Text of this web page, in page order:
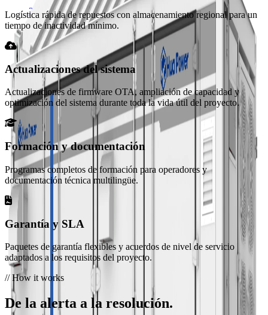
2 MWh · Refrigeración Líquida
HC-UPSB4180L
4.18 MWh · Refrigeración Líquida
HC-UPSB5010L
5.01 MWh · Refrigeración Líquida
Ver todas las líneas de productos
Servicios
Soporte técnico
Asistencia experta para la instalación, puesta en marcha y
mantenimiento.
Respuestas a preguntas comunes sobre nuestros productos y
servicios.
Política de privacidad
Cómo recopilamos, usamos y protegemos su información.
Logística rápida de repuestos con almacenamiento regional para un
tiempo de inactividad mínimo.
Actualizaciones del sistema
Actualizaciones de firmware OTA, ampliación de capacidad y
optimización del sistema durante toda la vida útil del proyecto.
Formación y documentación
Programas completos de formación para operadores y
documentación técnica multilingüe.
Garantía y SLA
Paquetes de garantía flexibles y acuerdos de nivel de servicio
adaptados a los requisitos del proyecto.
// How it works
De la alerta a la resolución.